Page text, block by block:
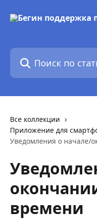
Поиск по статьям...
Все коллекции
Приложение для
Уведомления о начале/
времени